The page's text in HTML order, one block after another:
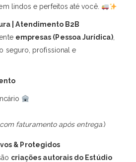
lindos e perfeitos até você.
| Atendimento B2B
empresas (Pessoa Jurídica),
seguro, profissional e
faturamento após entrega.)
& Protegidos
criações autorais do Estúdio